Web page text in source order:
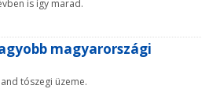
is így marad.
magyarországi
tószegi üzeme.